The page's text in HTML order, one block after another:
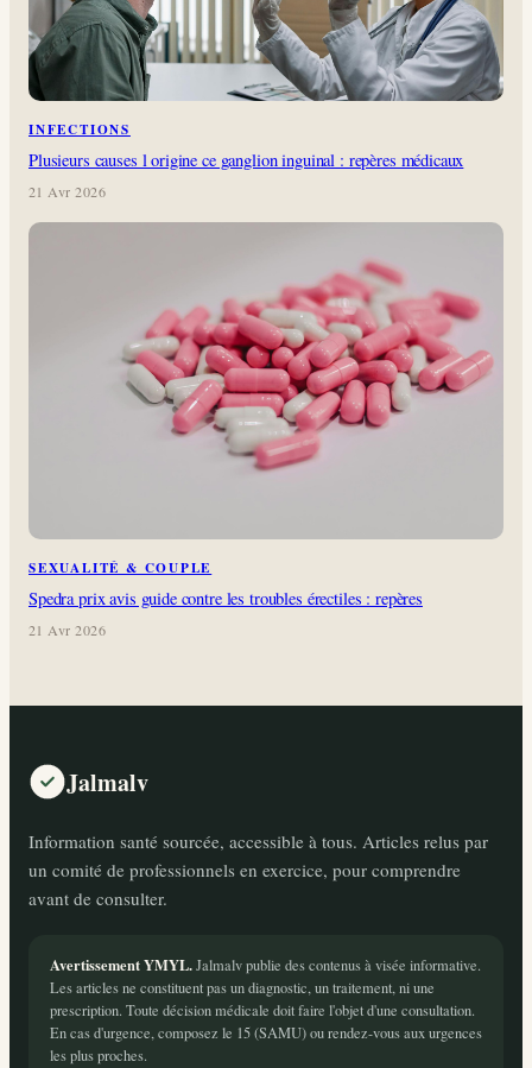
INFECTIONS
Plusieurs causes l origine ce ganglion inguinal : repères médicaux
21 Avr 2026
SEXUALITÉ & COUPLE
Spedra prix avis guide contre les troubles érectiles : repères
21 Avr 2026
Jalmalv
Information santé sourcée, accessible à tous. Articles relus par
un comité de professionnels en exercice, pour comprendre
avant de consulter.
Avertissement YMYL.Jalmalv publie des contenus à visée informative.
Les articles ne constituent pas un diagnostic, un traitement, ni une
prescription. Toute décision médicale doit faire l'objet d'une consultation.
En cas d'urgence, composez le 15 (SAMU) ou rendez-vous aux urgences
les plus proches.